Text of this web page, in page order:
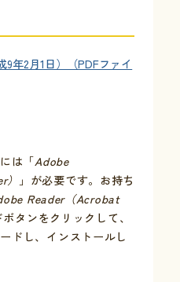
9年2月1日）（PDFファイ
は「Adobe
」が必要です。お持ち
Reader（Acrobat
タンをクリックして、
ドし、インストールし
ト